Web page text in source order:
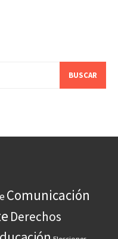
Comunicación
Derechos